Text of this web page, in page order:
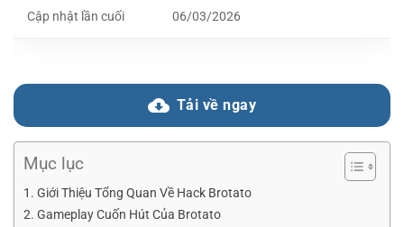
Cập nhật lần cuối 06/03/2026
Tải về ngay
Mục lục
Giới Thiệu Tổng Quan Về Hack Brotato
Gameplay Cuốn Hút Của Brotato